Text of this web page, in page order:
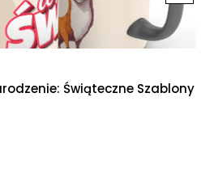
Świąteczne Szablony